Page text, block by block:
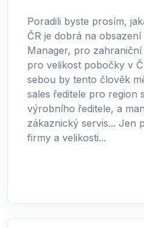
Poradili byste prosím,
ČR je dobrá na
Manager, pro
pro velikost pobočky v
sebou by tento člověk
sales ředitele pro region
výrobního ředitele, a
zákaznický servis... Jen
firmy a velikosti...